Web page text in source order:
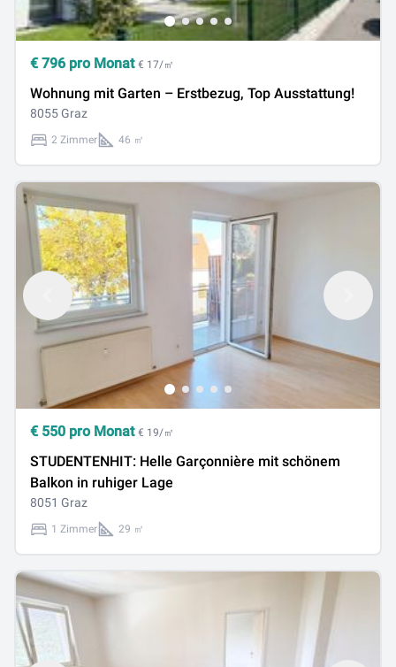
€ 796 pro Monat € 17/㎡
Wohnung mit Garten – Erstbezug, Top Ausstattung!
8055 Graz
2 Zimmer 46 ㎡
€ 550 pro Monat € 19/㎡
STUDENTENHIT: Helle Garçonnière mit schönem
Balkon in ruhiger Lage
8051 Graz
1 Zimmer 29 ㎡